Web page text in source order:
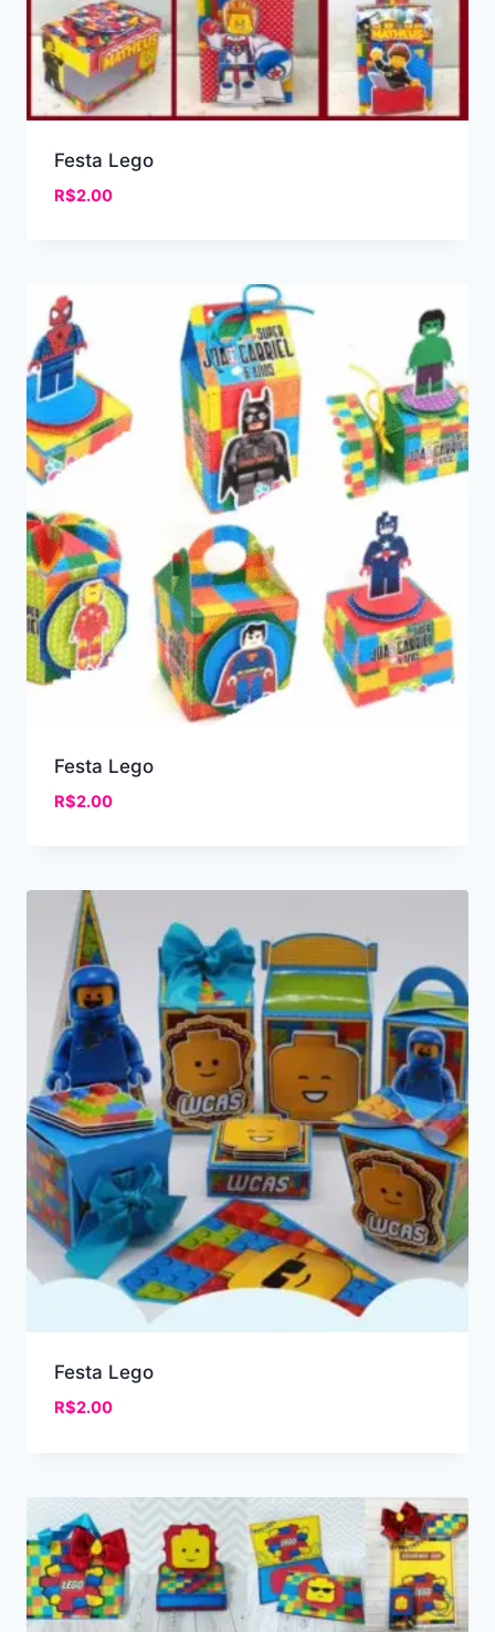
Festa Lego
R$2.00
Festa Lego
R$2.00
Festa Lego
R$2.00